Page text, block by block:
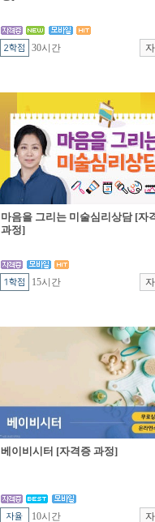
30시간
마음을 그리는 미술심리상담 [자
과정]
15시간
베이비시터 [자격증 과정]
10시간